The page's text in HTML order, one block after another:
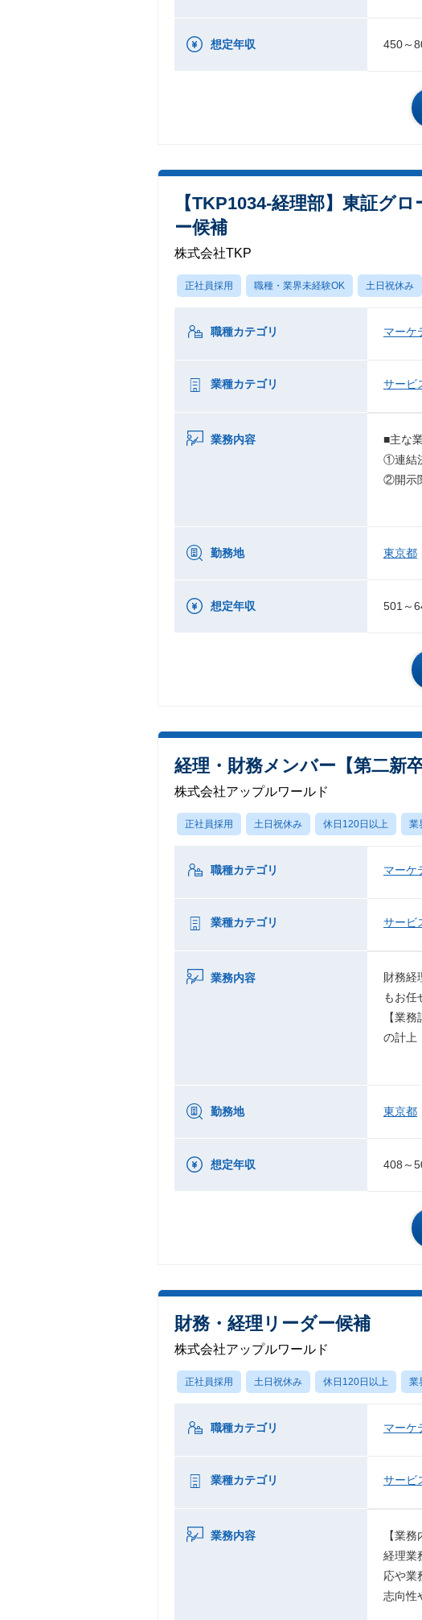
想定年収 450～
【TKP1034-経理部】東証グ
ー候補
株式会社TKP
正社員採用 職種・業界未経験OK 土日祝休み
職種カテゴリ マーケ
業種カテゴリ サービ
業務内容
■主な
①連結
②開示
勤務地 東京都
想定年収 501～
経理・財務メンバー【第二新
株式会社アップルワールド
正社員採用 土日祝休み 休日120日以上 業
職種カテゴリ マーケ
業種カテゴリ サービ
業務内容
財務経
もお任
【業
の計上
勤務地 東京都
想定年収 408～
財務・経理リーダー候補
株式会社アップルワールド
正社員採用 土日祝休み 休日120日以上 業
職種カテゴリ マーケ
業種カテゴリ サービ
業務内容
【業務
経理業
応や業
志向性